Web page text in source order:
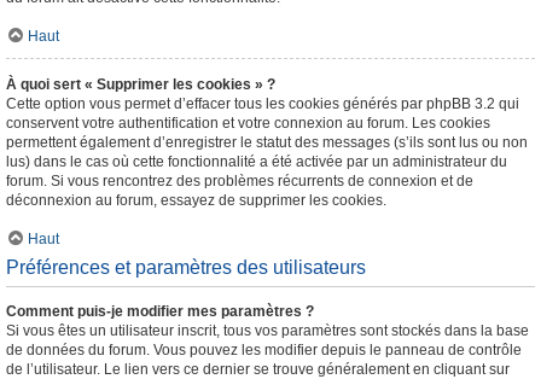
Haut
À quoi sert « Supprimer les cookies » ?
Cette option vous permet d’effacer tous les cookies générés par phpBB 3.2 qui
conservent votre authentification et votre connexion au forum. Les cookies
permettent également d’enregistrer le statut des messages (s’ils sont lus ou non
lus) dans le cas où cette fonctionnalité a été activée par un administrateur du
forum. Si vous rencontrez des problèmes récurrents de connexion et de
déconnexion au forum, essayez de supprimer les cookies.
Haut
Préférences et paramètres des utilisateurs
Comment puis-je modifier mes paramètres ?
Si vous êtes un utilisateur inscrit, tous vos paramètres sont stockés dans la base
de données du forum. Vous pouvez les modifier depuis le panneau de contrôle
de l’utilisateur. Le lien vers ce dernier se trouve généralement en cliquant sur